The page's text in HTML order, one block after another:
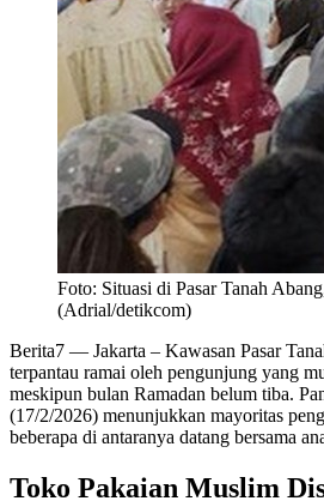
Foto: Situasi di Pasar Tanah
(Adrial/detikcom)
Berita7 — Jakarta – Kawasan Pasar
terpantau ramai oleh pengunjung yang
meskipun bulan Ramadan belum tiba.
(17/2/2026) menunjukkan mayoritas
beberapa di antaranya datang bersama
Toko Pakaian Muslim